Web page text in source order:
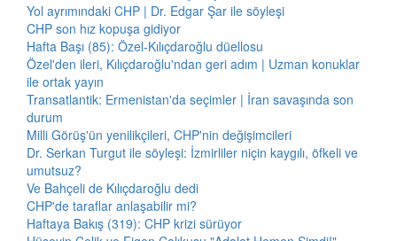
Yol ayrımındaki CHP | Dr. Edgar Şar ile söyleşi
CHP son hız kopuşa gidiyor
Hafta Başı (85): Özel-Kılıçdaroğlu düellosu
Özel'den ileri, Kılıçdaroğlu'ndan geri adım | Uzman konuklar
ile ortak yayın
Transatlantik: Ermenistan'da seçimler | İran savaşında son
durum
Milli Görüş'ün yenilikçileri, CHP'nin değişimcileri
Dr. Serkan Turgut ile söyleşi: İzmirliler niçin kaygılı, öfkeli ve
umutsuz?
Ve Bahçeli de Kılıçdaroğlu dedi
CHP'de taraflar anlaşabilir mi?
Haftaya Bakış (319): CHP krizi sürüyor